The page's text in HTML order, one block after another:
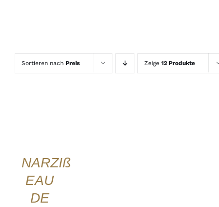
Sortieren nach Preis Zeige 12 Produkte
NARZIß
EAU
DE